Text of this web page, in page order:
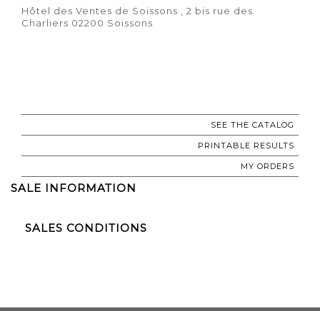
Hôtel des Ventes de Soissons , 2 bis rue des
Charliers 02200 Soissons
SEE THE CATALOG
PRINTABLE RESULTS
MY ORDERS
SALE INFORMATION
SALES CONDITIONS